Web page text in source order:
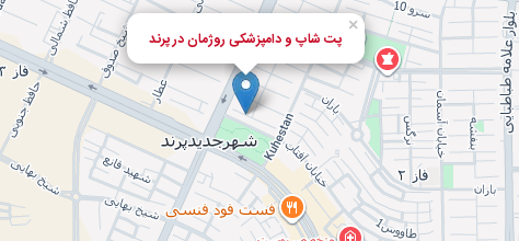
پت شاپ و دامپزشکی روژمان در پرند
×